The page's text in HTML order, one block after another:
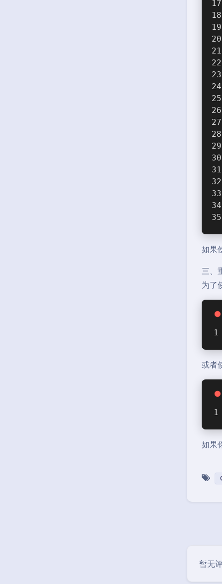
如果
三、
为了
或者
如果
暂无